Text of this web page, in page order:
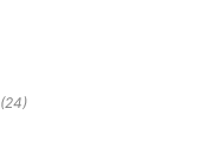
(24)